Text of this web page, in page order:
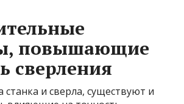
повышающие
сверления
и сверла, существуют и